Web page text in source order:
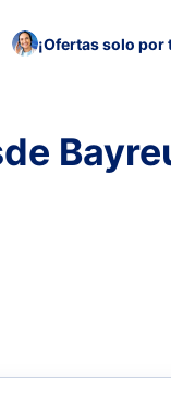
¡Ofertas solo por